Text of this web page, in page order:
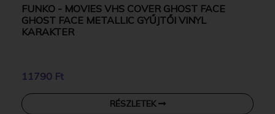
FUNKO - MOVIES VHS COVER GHOST FACE
GHOST FACE METALLIC GYŰJTŐI VINYL
KARAKTER
11790 Ft
RÉSZLETEK